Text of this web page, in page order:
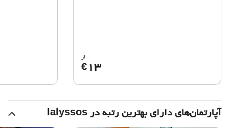
از
€ 13
آپارتمان‌های دارای بهترین رتبه در Ialyssos